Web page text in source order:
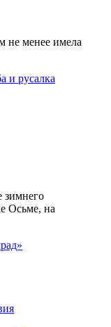
не менее имела
и русалка
зимнего
Осьме, на